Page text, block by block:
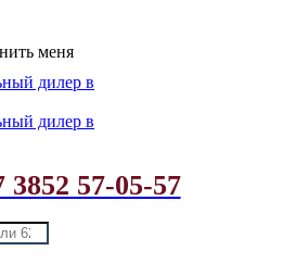
меня
3852 57-05-57